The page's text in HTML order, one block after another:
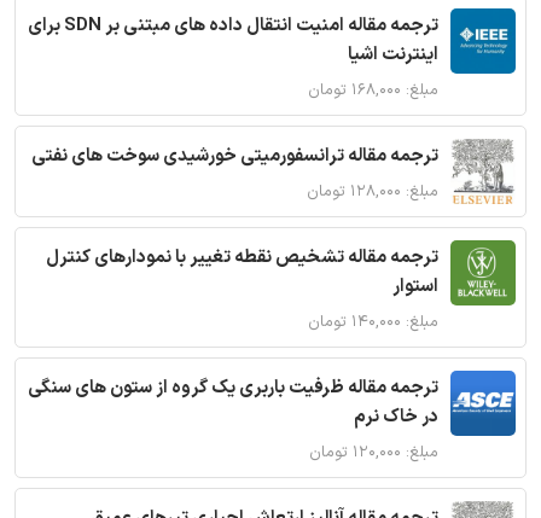
ترجمه مقاله امنیت انتقال داده های مبتنی بر SDN برای
اینترنت اشیا
مبلغ: ۱۶۸,۰۰۰ تومان
ترجمه مقاله ترانسفورمیتی خورشیدی سوخت های نفتی
مبلغ: ۱۲۸,۰۰۰ تومان
ترجمه مقاله تشخیص نقطه تغییر با نمودارهای کنترل
استوار
مبلغ: ۱۴۰,۰۰۰ تومان
ترجمه مقاله ظرفیت باربری یک گروه از ستون های سنگی
در خاک نرم
مبلغ: ۱۲۰,۰۰۰ تومان